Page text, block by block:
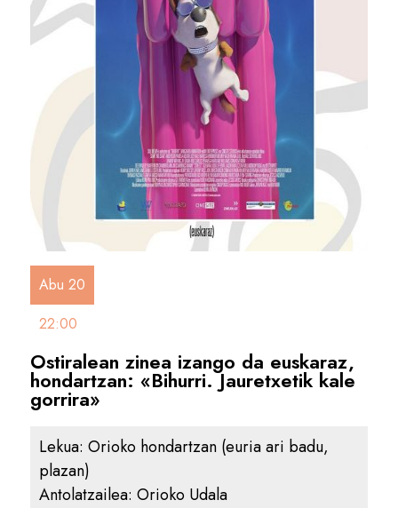
Abu 20
22:00
Ostiralean zinea izango da euskaraz,
hondartzan: «Bihurri. Jauretxetik kale
gorrira»
Lekua:Orioko hondartzan (euria ari badu,
plazan)
Antolatzailea:Orioko Udala